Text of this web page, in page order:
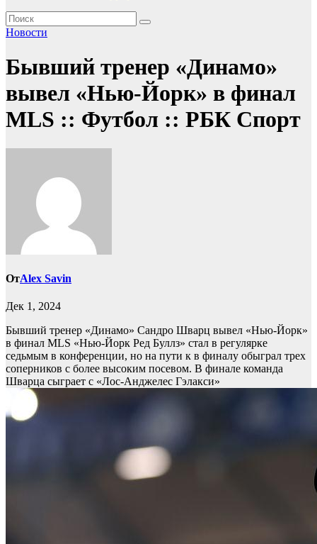
Новости
Бывший тренер «Динамо»
вывел «Нью-Йорк» в финал
MLS :: Футбол :: РБК Спорт
ОтAlex Savin
Дек 1, 2024
Бывший тренер «Динамо» Сандро Шварц вывел «Нью-Йорк»
в финал MLS «Нью-Йорк Ред Буллз» стал в регулярке
седьмым в конференции, но на пути к в финалу обыграл трех
соперников с более высоким посевом. В финале команда
Шварца сыграет с «Лос-Анджелес Гэлакси»